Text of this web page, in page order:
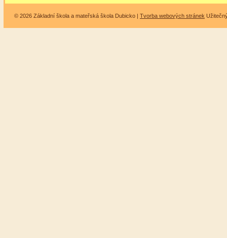
© 2026 Základní škola a mateřská škola Dubicko | Tvorba webových stránek